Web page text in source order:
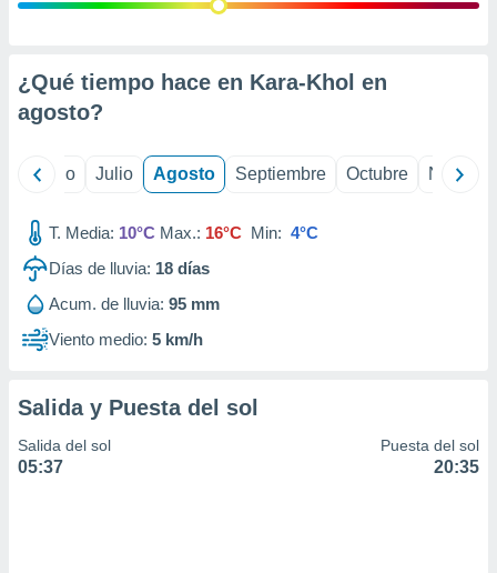
e
mediante
de
1199
¿Qué tiempo hace en Kara-Khol en
agosto?
Junio Julio Agosto Septiembre Octubre
T. Media: 10°C Max.: 16°C Min: 4°C
Días de lluvia: 18 días
Acum. de lluvia: 95 mm
Viento medio: 5 km/h
Salida y Puesta del sol
Salida del sol
05:37
Puesta del sol
20:35